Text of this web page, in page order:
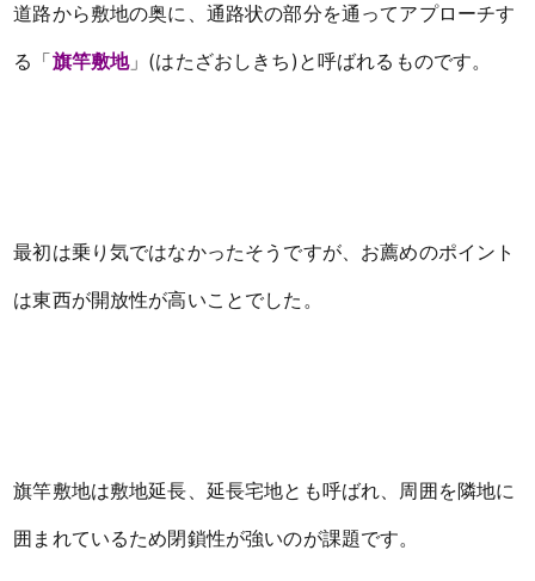
道路から敷地の奥に、通路状の部分を通ってアプローチす
る「旗竿敷地」(はたざおしきち)と呼ばれるものです。
最初は乗り気ではなかったそうですが、お薦めのポイント
は東西が開放性が高いことでした。
旗竿敷地は敷地延長、延長宅地とも呼ばれ、周囲を隣地に
囲まれているため閉鎖性が強いのが課題です。